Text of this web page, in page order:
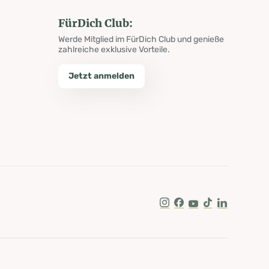
FürDich Club:
Werde Mitglied im FürDich Club und genieße
zahlreiche exklusive Vorteile.
Jetzt anmelden
Instagram
Facebook
Youtube
Tik TokLinkedIn